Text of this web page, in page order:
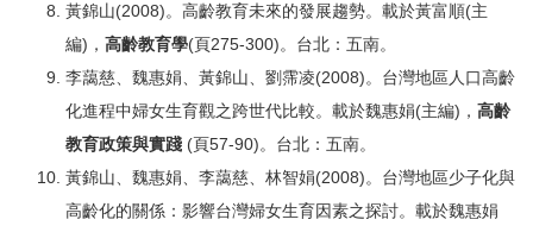
黃錦山(2008)。高齡教育未來的發展趨勢。載於黃富順(主
編)， 高齡教育學(頁275-300)。台北：五南。
李藹慈、魏惠娟、黃錦山、劉霈凌(2008)。台灣地區人口高齡
化進程中婦女生育觀之跨世代比較。載於魏惠娟(主編)， 高齡
教育政策與實踐 (頁57-90)。台北：五南。
黃錦山、魏惠娟、李藹慈、林智娟(2008)。台灣地區少子化與
高齡化的關係：影響台灣婦女生育因素之探討。載於魏惠娟